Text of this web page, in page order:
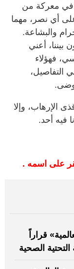
في معركة من
أي نصر، مهما
والبشاعة.
بيننا، أعني
فهؤلاء
التفاصيل،
الإرهاب، وإلا
فيه أحد.
على اسمه .
قراراً
الصحية